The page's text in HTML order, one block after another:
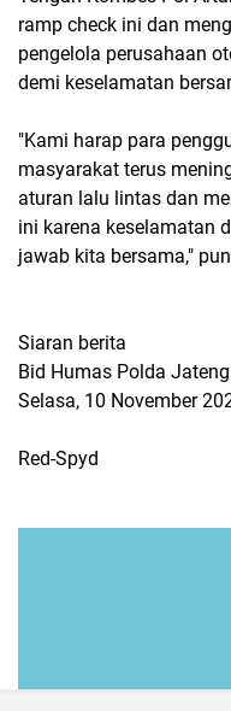
ramp check ini dan
pengelola perusahaan
demi keselamatan
"Kami harap para
masyarakat terus
aturan lalu lintas dan
ini karena keselamatan
jawab kita bersama,"
Siaran berita
Bid Humas Polda Jateng
Selasa, 10 November
Red-Spyd